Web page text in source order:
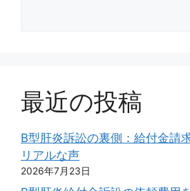
最近の投稿
B型肝炎訴訟の裏側：給付金請
リアルな声
2026年7月23日